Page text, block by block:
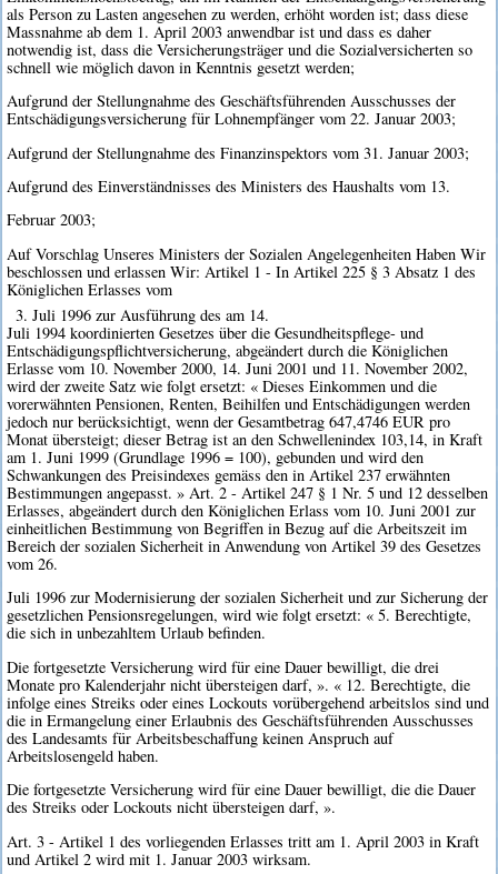
als Person zu Lasten angesehen zu werden, erhöht worden ist; dass diese
Massnahme ab dem 1. April 2003 anwendbar ist und dass es daher
notwendig ist, dass die Versicherungsträger und die Sozialversicherten so
schnell wie möglich davon in Kenntnis gesetzt werden;
Aufgrund der Stellungnahme des Geschäftsführenden Ausschusses der
Entschädigungsversicherung für Lohnempfänger vom 22. Januar 2003;
Aufgrund der Stellungnahme des Finanzinspektors vom 31. Januar 2003;
Aufgrund des Einverständnisses des Ministers des Haushalts vom 13.
Februar 2003;
Auf Vorschlag Unseres Ministers der Sozialen Angelegenheiten Haben Wir
beschlossen und erlassen Wir: Artikel 1 - In Artikel 225 § 3 Absatz 1 des
Königlichen Erlasses vom
3. Juli 1996 zur Ausführung des am 14.
Juli 1994 koordinierten Gesetzes über die Gesundheitspflege- und
Entschädigungspflichtversicherung, abgeändert durch die Königlichen
Erlasse vom 10. November 2000, 14. Juni 2001 und 11. November 2002,
wird der zweite Satz wie folgt ersetzt: « Dieses Einkommen und die
vorerwähnten Pensionen, Renten, Beihilfen und Entschädigungen werden
jedoch nur berücksichtigt, wenn der Gesamtbetrag 647,4746 EUR pro
Monat übersteigt; dieser Betrag ist an den Schwellenindex 103,14, in Kraft
am 1. Juni 1999 (Grundlage 1996 = 100), gebunden und wird den
Schwankungen des Preisindexes gemäss den in Artikel 237 erwähnten
Bestimmungen angepasst. » Art. 2 - Artikel 247 § 1 Nr. 5 und 12 desselben
Erlasses, abgeändert durch den Königlichen Erlass vom 10. Juni 2001 zur
einheitlichen Bestimmung von Begriffen in Bezug auf die Arbeitszeit im
Bereich der sozialen Sicherheit in Anwendung von Artikel 39 des Gesetzes
vom 26.
Juli 1996 zur Modernisierung der sozialen Sicherheit und zur Sicherung der
gesetzlichen Pensionsregelungen, wird wie folgt ersetzt: « 5. Berechtigte,
die sich in unbezahltem Urlaub befinden.
Die fortgesetzte Versicherung wird für eine Dauer bewilligt, die drei
Monate pro Kalenderjahr nicht übersteigen darf, ». « 12. Berechtigte, die
infolge eines Streiks oder eines Lockouts vorübergehend arbeitslos sind und
die in Ermangelung einer Erlaubnis des Geschäftsführenden Ausschusses
des Landesamts für Arbeitsbeschaffung keinen Anspruch auf
Arbeitslosengeld haben.
Die fortgesetzte Versicherung wird für eine Dauer bewilligt, die die Dauer
des Streiks oder Lockouts nicht übersteigen darf, ».
Art. 3 - Artikel 1 des vorliegenden Erlasses tritt am 1. April 2003 in Kraft
und Artikel 2 wird mit 1. Januar 2003 wirksam.